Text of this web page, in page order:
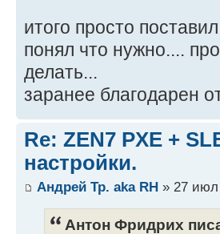
итого просто
понял что нужно....
делать...
заранее благодарен
Re: ZEN7 PXE +
настройки.
Андрей Тр. aka RH » 27 июл
Антон Фридрих